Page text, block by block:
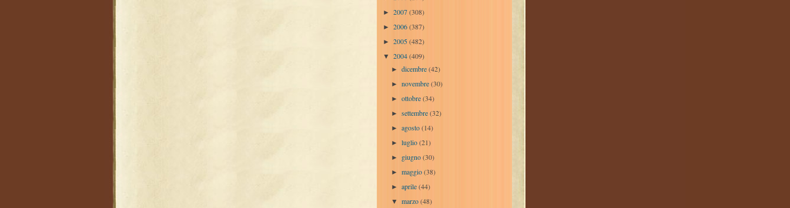
► 2007(308)
► 2006(387)
► 2005(482)
▼ 2004(409)
►dicembre(42)
►novembre(30)
►ottobre(34)
►settembre(32)
►agosto(14)
►luglio(21)
► giugno(30)
►maggio(38)
►aprile(44)
▼marzo(48)